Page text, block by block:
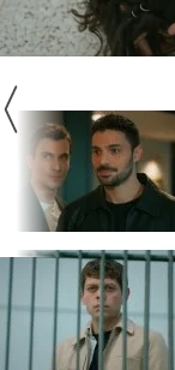
Nakon
se sa
zaboraviti.